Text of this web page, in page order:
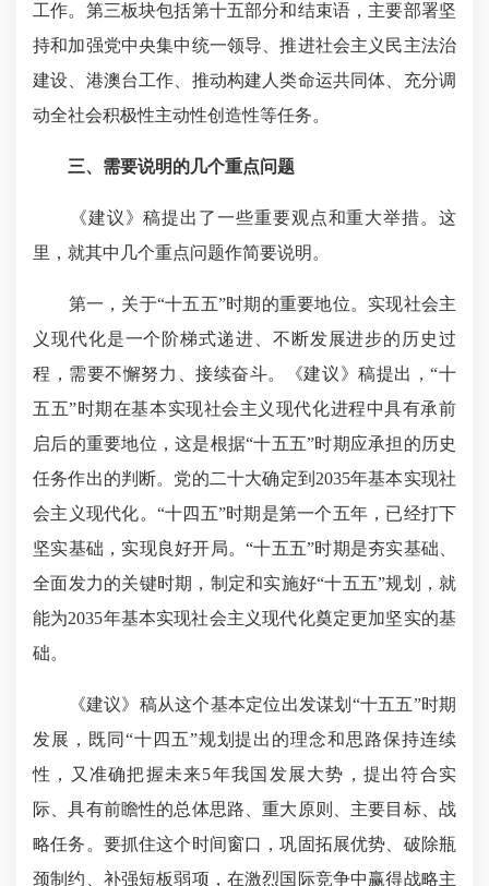
工作。第三板块包括第十五部分和结束语，主要部署坚
持和加强党中央集中统一领导、推进社会主义民主法治
建设、港澳台工作、推动构建人类命运共同体、充分调
动全社会积极性主动性创造性等任务。
三、需要说明的几个重点问题
《建议》稿提出了一些重要观点和重大举措。这
里，就其中几个重点问题作简要说明。
第一，关于“十五五”时期的重要地位。实现社会主
义现代化是一个阶梯式递进、不断发展进步的历史过
程，需要不懈努力、接续奋斗。《建议》稿提出，“十
五五”时期在基本实现社会主义现代化进程中具有承前
启后的重要地位，这是根据“十五五”时期应承担的历史
任务作出的判断。党的二十大确定到2035年基本实现社
会主义现代化。“十四五”时期是第一个五年，已经打下
坚实基础，实现良好开局。“十五五”时期是夯实基础、
全面发力的关键时期，制定和实施好“十五五”规划，就
能为2035年基本实现社会主义现代化奠定更加坚实的基
础。
《建议》稿从这个基本定位出发谋划“十五五”时期
发展，既同“十四五”规划提出的理念和思路保持连续
性，又准确把握未来5年我国发展大势，提出符合实
际、具有前瞻性的总体思路、重大原则、主要目标、战
略任务。要抓住这个时间窗口，巩固拓展优势、破除瓶
颈制约、补强短板弱项，在激烈国际竞争中赢得战略主